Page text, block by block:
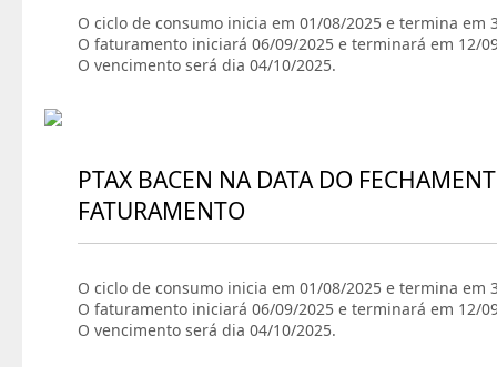
O ciclo de consumo inicia em 01/08/2025 e termina em
O faturamento iniciará 06/09/2025 e terminará em 12/
O vencimento será dia 04/10/2025.
PTAX BACEN NA DATA DO
FATURAMENTO
O ciclo de consumo inicia em 01/08/2025 e termina em
O faturamento iniciará 06/09/2025 e terminará em 12/
O vencimento será dia 04/10/2025.